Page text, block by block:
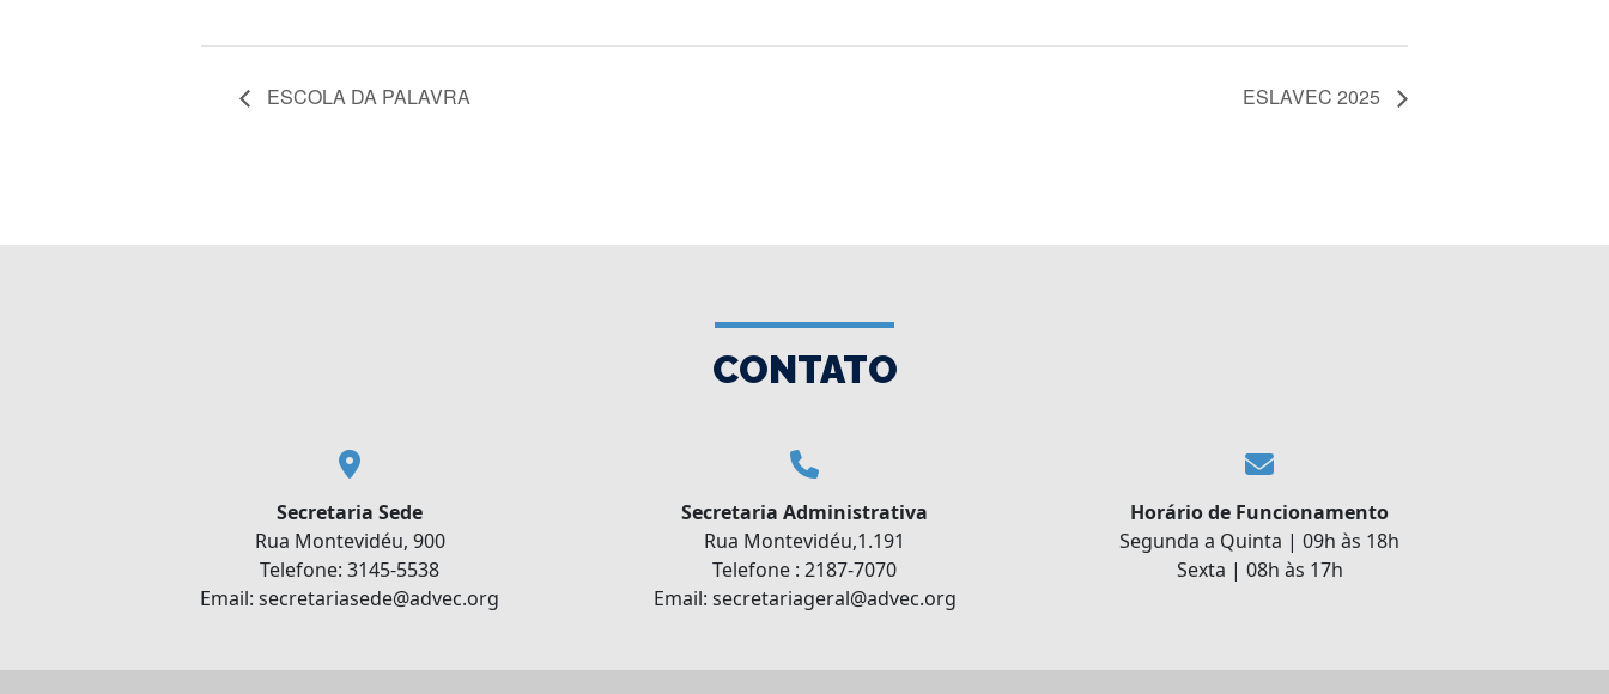
ESCOLA DA PALAVRA ESLAVEC 2025
CONTATO
Secretaria Sede
Rua Montevidéu, 900
Telefone: 3145-5538
Email: secretariasede@advec.org
Secretaria Administrativa
Rua Montevidéu,1.191
Telefone : 2187-7070
Email: secretariageral@advec.org
Horário de Funcionamento
Segunda a Quinta | 09h às 18h
Sexta | 08h às 17h